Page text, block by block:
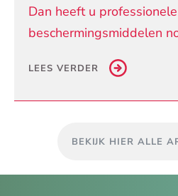
Dan heeft u professionele
beschermingsmiddelen
LEES VERDER
BEKIJK HIER ALLE